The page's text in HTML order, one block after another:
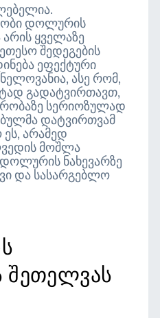
დოლურის
ყველაზე
შედეგების
ეფექტური
ასე რომ,
გადატვირთავთ,
სერიოზულად
დატვირთვამ
არამედ
მოშლა
ნახევარზე
და სასარგებლო